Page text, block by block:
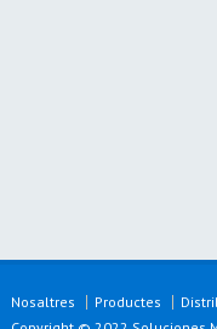
Nosaltres Productes